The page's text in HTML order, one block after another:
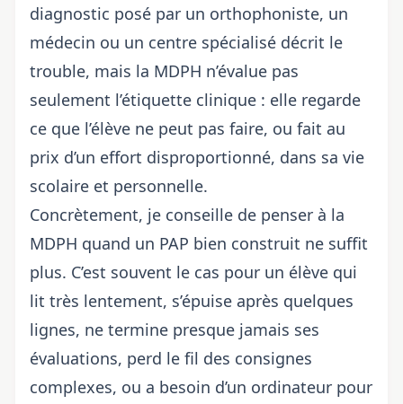
diagnostic posé par un orthophoniste, un
médecin ou un centre spécialisé décrit le
trouble, mais la MDPH n’évalue pas
seulement l’étiquette clinique : elle regarde
ce que l’élève ne peut pas faire, ou fait au
prix d’un effort disproportionné, dans sa vie
scolaire et personnelle.
Concrètement, je conseille de penser à la
MDPH quand un PAP bien construit ne suffit
plus. C’est souvent le cas pour un élève qui
lit très lentement, s’épuise après quelques
lignes, ne termine presque jamais ses
évaluations, perd le fil des consignes
complexes, ou a besoin d’un ordinateur pour